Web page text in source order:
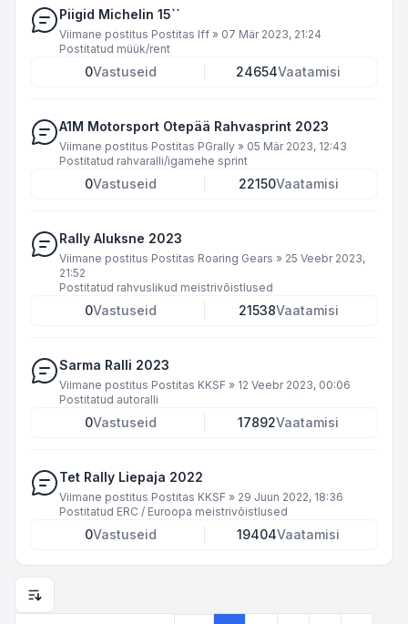
Piigid Michelin 15``
Viimane postitus Postitas Iff » 07 Mär 2023, 21:24
Postitatud müük/rent
0Vastuseid 24654Vaatamisi
A1M Motorsport Otepää Rahvasprint 2023
Viimane postitus Postitas PGrally » 05 Mär 2023, 12:43
Postitatud rahvaralli/igamehe sprint
0Vastuseid 22150Vaatamisi
Rally Aluksne 2023
Viimane postitus Postitas Roaring Gears » 25 Veebr 2023,
21:52
Postitatud rahvuslikud meistrivõistlused
0Vastuseid 21538Vaatamisi
Sarma Ralli 2023
Viimane postitus Postitas KKSF » 12 Veebr 2023, 00:06
Postitatud autoralli
0Vastuseid 17892Vaatamisi
Tet Rally Liepaja 2022
Viimane postitus Postitas KKSF » 29 Juun 2022, 18:36
Postitatud ERC / Euroopa meistrivõistlused
0Vastuseid 19404Vaatamisi
Kuvamise ja sorteerimise seaded